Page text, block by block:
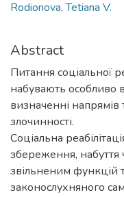
Rodionova, Tetiana V.
Abstract
Питання соціальної
набувають особливо
визначенні напрямів
злочинності.
Соціальна
збереження, набуття
звільненим функцій
законослухняного